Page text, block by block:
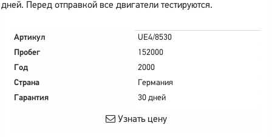
дней. Перед отправкой все двигатели тестируются.
Артикул
UE4/8530
Пробег
152000
Год
2000
Страна
Германия
Гарантия
30 дней
Узнать цену